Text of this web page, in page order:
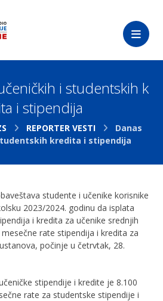
i studentskih k
i stipendija
REPORTER VESTI
Danas
kredita i stipendija
studente i učenike korisnike
2023/2024. godinu da isplata
i kredita za učenike srednjih
rate stipendija i kredita za
počinje u četrvtak, 28.
stipendije i kredite je 8.100
rate za studentske stipendije i